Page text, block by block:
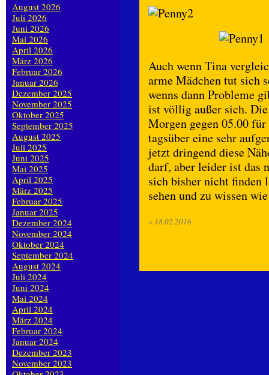
Auch wenn Tina
arme Mädchen tut sich
wenns dann Probleme
ist völlig außer sich.
Morgen gegen 05.00
tagsüber eine sehr
jetzt dringend diese
darf, aber leider ist das
sich bisher nicht finden
sehen und zu wissen
« 18.02.2016
August 2026
Juli 2026
Juni 2026
Mai 2026
April 2026
März 2026
Februar 2026
Januar 2026
Dezember 2025
November 2025
Oktober 2025
September 2025
August 2025
Juli 2025
Juni 2025
Mai 2025
April 2025
März 2025
Februar 2025
Januar 2025
Dezember 2024
November 2024
Oktober 2024
September 2024
August 2024
Juli 2024
Juni 2024
Mai 2024
April 2024
März 2024
Februar 2024
Januar 2024
Dezember 2023
November 2023